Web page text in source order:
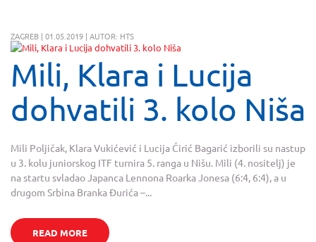
ZAGREB | 01.05.2019 | AUTOR: HTS
Mili, Klara i Lucija
dohvatili 3. kolo Niša
Mili Poljičak, Klara Vukićević i Lucija Ćirić Bagarić izborili su nastup
u 3. kolu juniorskog ITF turnira 5. ranga u Nišu. Mili (4. nositelj) je
na startu svladao Japanca Lennona Roarka Jonesa (6:4, 6:4), a u
drugom Srbina Branka Đurića –...
READ MORE